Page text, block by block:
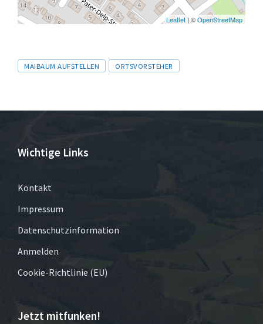
Leaflet| ©OpenStreetMap
Tags
MAIBAUM AUFSTELLEN ORTSVORSTEHER
Wichtige Links
Kontakt
Impressum
Datenschutzinformation
Anmelden
Cookie-Richtlinie (EU)
Jetzt mitfunken!